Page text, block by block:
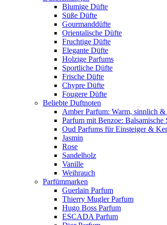
Blumige Düfte
Süße Düfte
Gourmanddüfte
Orientalische Düfte
Fruchtige Düfte
Elegante Düfte
Holzige Parfums
Sportliche Düfte
Frische Düfte
Chypre Düfte
Fougere Düfte
Beliebte Duftnoten
Amber Parfum: Warm, sinnlich
Parfum mit Benzoe:
Oud Parfums für Einsteiger &
Jasmin
Rose
Sandelholz
Vanille
Weihrauch
Parfümmarken
Guerlain Parfum
Thierry Mugler Parfum
Hugo Boss Parfum
ESCADA Parfum